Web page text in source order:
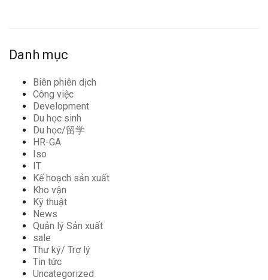
Danh mục
Biên phiên dịch
Công việc
Development
Du học sinh
Du học/留学
HR-GA
Iso
IT
Kế hoạch sản xuất
Kho vận
Kỹ thuật
News
Quản lý Sản xuất
sale
Thư ký/ Trợ lý
Tin tức
Uncategorized